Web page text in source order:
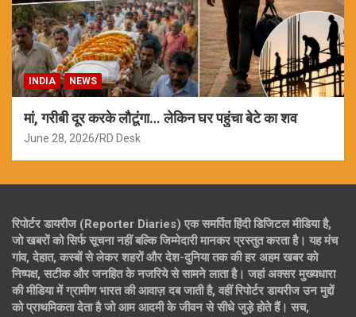
INDIA NEWS
मां, गरीबी दूर करके लौटूंगा… लेकिन घर पहुंचा बेटे का शव
June 28, 2026 RD Desk
रिपोर्टर डायरीज (Reporter Diaries) एक समर्पित हिंदी डिजिटल मीडिया है,
जो खबरों को सिर्फ सूचना नहीं बल्कि जिम्मेदारी मानकर प्रस्तुत करता है। यह मंच
गांव, देहात, कस्बों से लेकर शहरों और देश-दुनिया तक की हर अहम खबर को
निष्पक्ष, सटीक और जनहित के नजरिये से सामने लाता है। जहां अक्सर मुख्यधारा
की मीडिया में ग्रामीण भारत की आवाज़ दब जाती है, वहीं रिपोर्टर डायरीज उन मुद्दों
को प्राथमिकता देता है जो आम आदमी के जीवन से सीधे जुड़े होते हैं। सच,